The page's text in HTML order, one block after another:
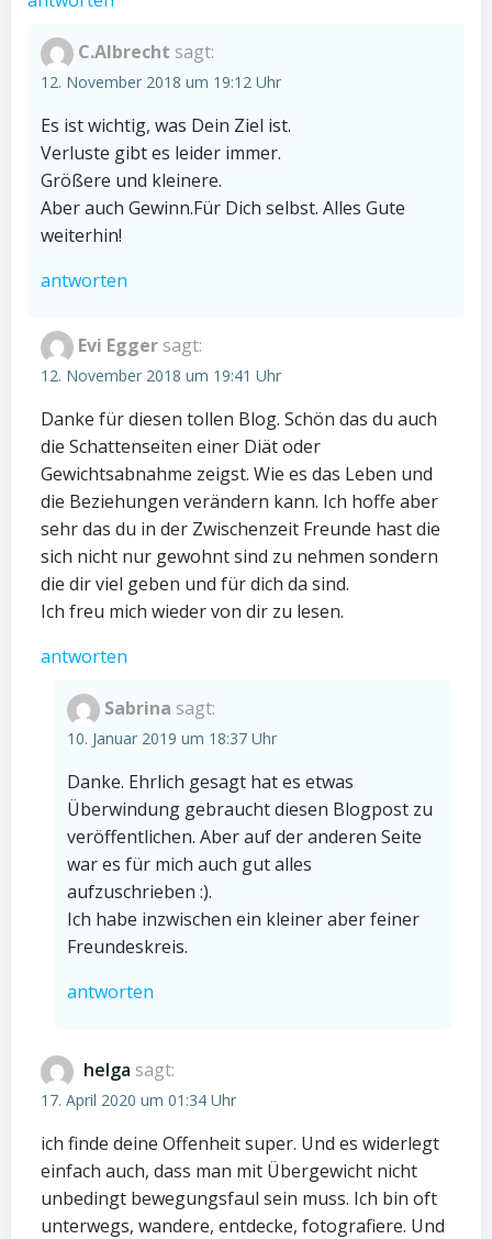
C.Albrecht sagt:
12. November 2018 um 19:12 Uhr
Es ist wichtig, was Dein Ziel ist.
Verluste gibt es leider immer.
Größere und kleinere.
Aber auch Gewinn.Für Dich selbst. Alles Gute
weiterhin!
antworten
Evi Egger sagt:
12. November 2018 um 19:41 Uhr
Danke für diesen tollen Blog. Schön das du auch
die Schattenseiten einer Diät oder
Gewichtsabnahme zeigst. Wie es das Leben und
die Beziehungen verändern kann. Ich hoffe aber
sehr das du in der Zwischenzeit Freunde hast die
sich nicht nur gewohnt sind zu nehmen sondern
die dir viel geben und für dich da sind.
Ich freu mich wieder von dir zu lesen.
antworten
Sabrina sagt:
10. Januar 2019 um 18:37 Uhr
Danke. Ehrlich gesagt hat es etwas
Überwindung gebraucht diesen Blogpost zu
veröffentlichen. Aber auf der anderen Seite
war es für mich auch gut alles
aufzuschrieben :).
Ich habe inzwischen ein kleiner aber feiner
Freundeskreis.
antworten
helga sagt:
17. April 2020 um 01:34 Uhr
ich finde deine Offenheit super. Und es widerlegt
einfach auch, dass man mit Übergewicht nicht
unbedingt bewegungsfaul sein muss. Ich bin oft
unterwegs, wandere, entdecke, fotografiere. Und